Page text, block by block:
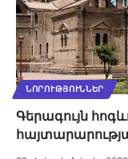
ՆՈՐՈՒԹՅՈՒՆՆԵՐ
Գերագույն